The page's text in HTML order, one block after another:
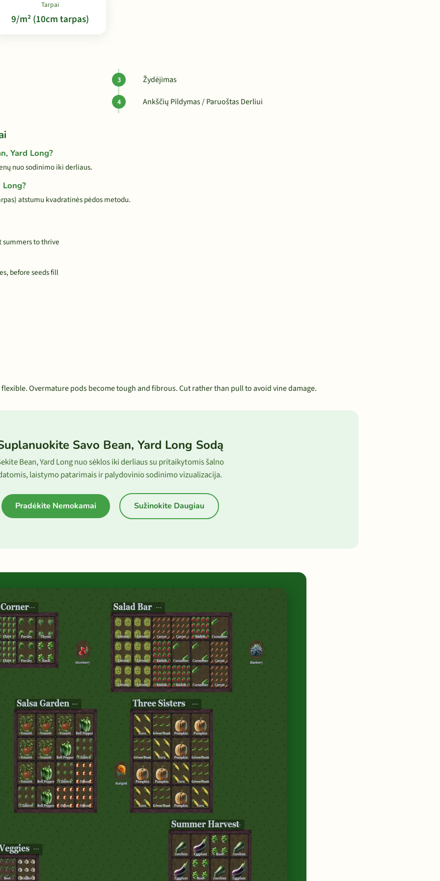
Tarpai
9/m² (10cm tarpas)
Žydėjimas
Ankščių Pildymas / Paruoštas Derliui
Yard Long?
nuo sodinimo iki derliaus.
atstumu kvadratinės pėdos metodu.
summers to thrive
before seeds fill
Overmature pods become tough and fibrous. Cut rather than pull to avoid vine damage.
Savo Bean, Yard Long Sodą
Bean, Yard Long nuo sėklos iki derliaus su pritaikytomis šalno
laistymo patarimais ir palydovinio sodinimo vizualizacija.
Pradėkite Nemokamai Sužinokite Daugiau